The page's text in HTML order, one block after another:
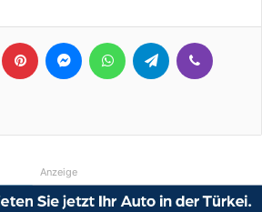
LinkedIn Pinterest MessengerWhatsAppTelegram
Drucken
Anzeige